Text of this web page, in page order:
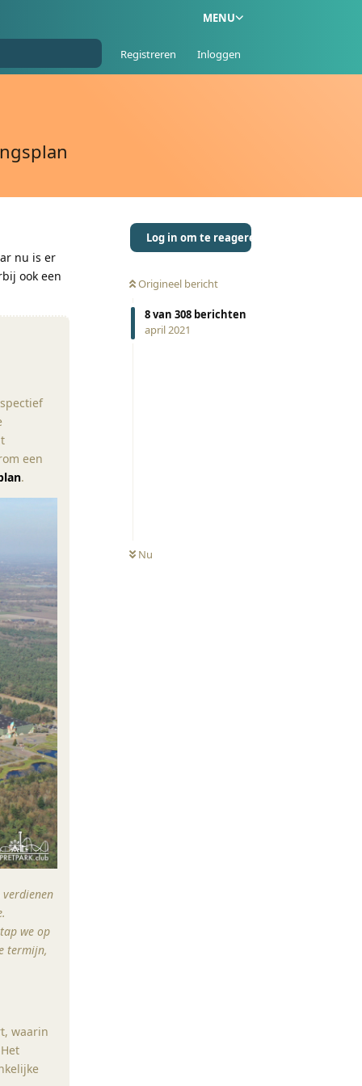
MENU
Registreren Inloggen
Log in om te reageren
Origineel bericht
8van 308 berichten
april 2021
Nu
nu is er
ook een
een
.
verdienen
we op
termijn,
waarin